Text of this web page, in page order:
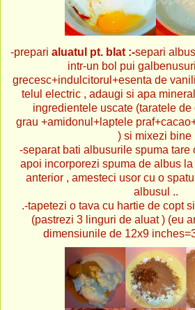
-prepari aluatul pt. blat :-separi
intr-un bol pui
grecesc+indulcitorul+esenta de
telul electric , adaugi si apa
ingredientele uscate (taratele
grau +amidonul+laptele
) si mixezi bine
-separat bati albusurile spuma tare
apoi incorporezi spuma de albus
anterior , amesteci usor cu o
albusul ..
.-tapetezi o tava cu hartie de copt
(pastrezi 3 linguri de aluat ) (eu
dimensiunile de 12x9